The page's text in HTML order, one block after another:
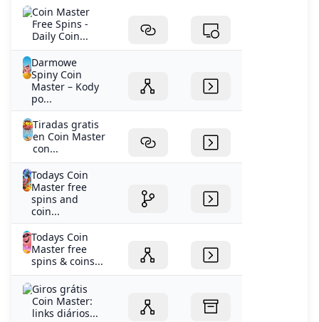
Coin Master
Free Spins -
Daily Coin...
Darmowe
Spiny Coin
Master – Kody
po...
Tiradas gratis
en Coin Master
con...
Todays Coin
Master free
spins and
coin...
Todays Coin
Master free
spins & coins...
Giros grátis
Coin Master:
links diários...